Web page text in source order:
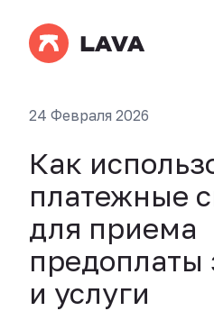
24 Февраля 2026
Как
платежные
для приема
предоплаты
и услуги